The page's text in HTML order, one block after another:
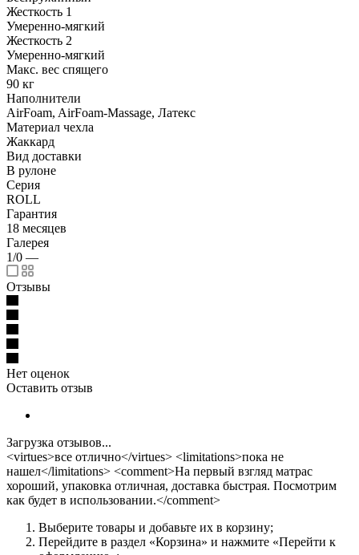
Жесткость 1
Умеренно-мягкий
Жесткость 2
Умеренно-мягкий
Макс. вес спящего
90 кг
Наполнители
AirFoam, AirFoam-Massage, Латекс
Материал чехла
Жаккард
Вид доставки
В рулоне
Серия
ROLL
Гарантия
18 месяцев
Галерея
1/0 —
Отзывы
Нет оценок
Оставить отзыв
Загрузка отзывов...
<virtues>все отлично</virtues> <limitations>пока не
нашел</limitations> <comment>На первый взгляд матрас
хороший, упаковка отличная, доставка быстрая. Посмотрим
как будет в использовании.</comment>
Выберите товары и добавьте их в корзину;
Перейдите в раздел «Корзина» и нажмите «Перейти к